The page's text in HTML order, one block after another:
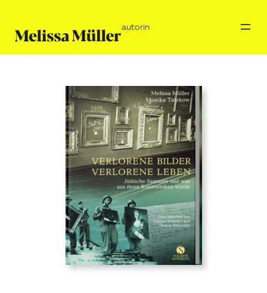
autorin